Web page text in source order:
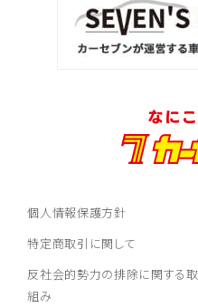
個人情報保護方針
特定商取引に関して
反社会的勢力の排除に関する取
組み